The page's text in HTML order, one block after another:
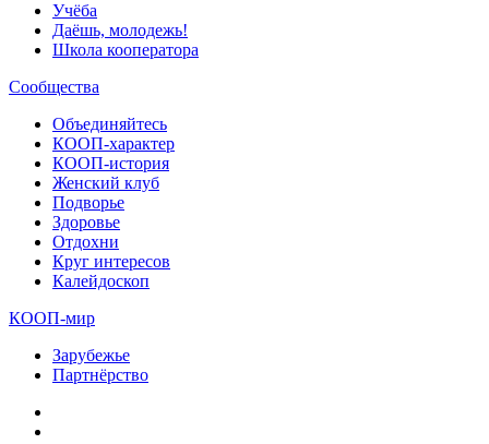
Учёба
Даёшь, молодежь!
Школа кооператора
Сообщества
Объединяйтесь
КООП-характер
КООП-история
Женский клуб
Подворье
Здоровье
Отдохни
Круг интересов
Калейдоскоп
КООП-мир
Зарубежье
Партнёрство